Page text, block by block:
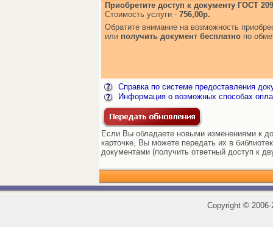
Приобретите доступ к документу ГОСТ
Стоимость услуги - 756,00р.
Обратите внимание на возможность
или получить документ бесплатно по
Справка по системе предоставления
Информация о возможных способах
Если Вы обладаете новыми изменениями к
карточке, Вы можете передать их в
документами (получить ответный доступ к
Copyright ©